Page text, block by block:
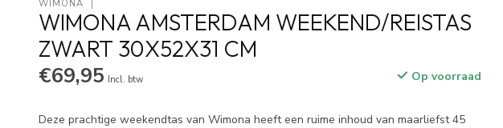
WIMONA
WIMONA AMSTERDAM WEEKEND/REISTAS
ZWART 30X52X31 CM
€69,95 Incl. btw Op voorraad
Deze prachtige weekendtas van Wimona heeft een ruime inhoud van maarliefst 45